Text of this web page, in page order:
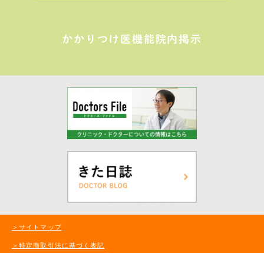
かかりつけ医機能院内掲示
＞サイトマップ
＞特定商取引法に基づく表記